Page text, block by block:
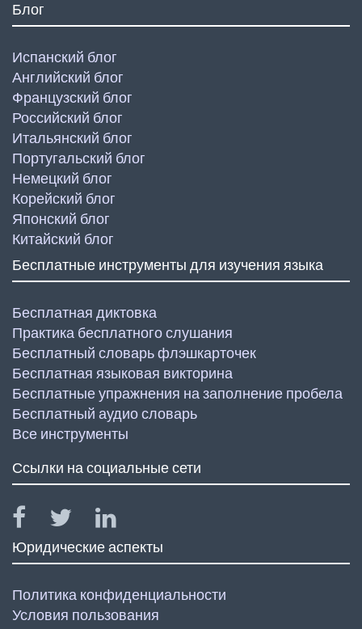
Блог
Испанский блог
Английский блог
Французский блог
Российский блог
Итальянский блог
Португальский блог
Немецкий блог
Корейский блог
Японский блог
Китайский блог
Бесплатные инструменты для изучения языка
Бесплатная диктовка
Практика бесплатного слушания
Бесплатный словарь флэшкарточек
Бесплатная языковая викторина
Бесплатные упражнения на заполнение пробела
Бесплатный аудио словарь
Все инструменты
Ссылки на социальные сети
Юридические аспекты
Политика конфиденциальности
Условия пользования